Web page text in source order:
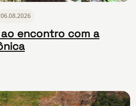
06.08.2026
encontro com a